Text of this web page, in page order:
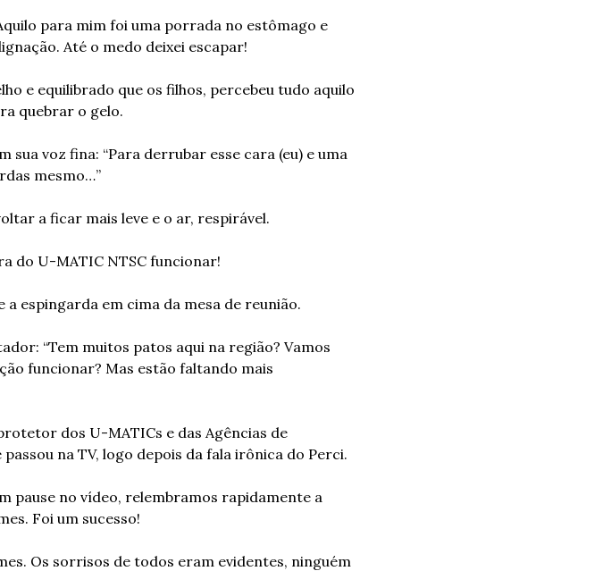
para mim foi uma porrada no estômago e
Até o medo deixei escapar!
e equilibrado que os filhos, percebeu tudo aquilo
quebrar o gelo.
voz fina: “Para derrubar esse cara (eu) e uma
mesmo…”
a ficar mais leve e o ar, respirável.
do U-MATIC NTSC funcionar!
espingarda em cima da mesa de reunião.
“Tem muitos patos aqui na região? Vamos
funcionar? Mas estão faltando mais
dos U-MATICs e das Agências de
na TV, logo depois da fala irônica do Perci.
pause no vídeo, relembramos rapidamente a
Foi um sucesso!
Os sorrisos de todos eram evidentes, ninguém